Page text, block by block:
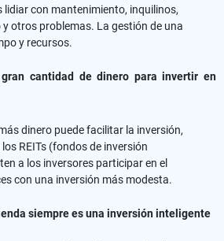
lidiar con mantenimiento, inquilinos,
otros problemas. La gestión de una
y recursos.
cantidad de dinero para invertir en
dinero puede facilitar la inversión,
REITs (fondos de inversión
a los inversores participar en el
con una inversión más modesta.
siempre es una inversión inteligente